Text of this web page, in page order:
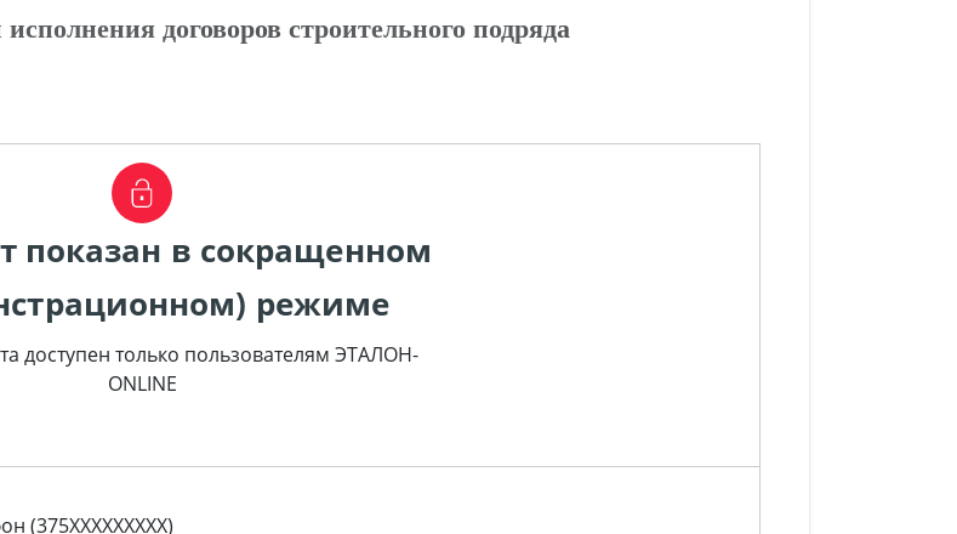
договоров строительного подряда
показан в сокращенном
режиме
доступен только пользователям ЭТАЛОН-
ONLINE
(375XXXXXXXXX)